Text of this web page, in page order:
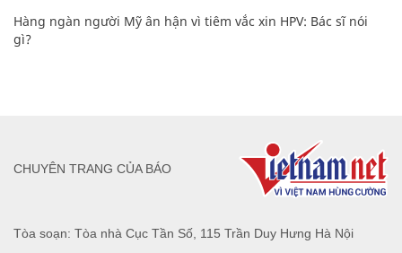
Hàng ngàn người Mỹ ân hận vì tiêm vắc xin HPV: Bác sĩ nói
gì?
Tòa soạn: Tòa nhà Cục Tần Số, 115 Trần Duy Hưng Hà Nội
CHUYÊN TRANG CỦA BÁO